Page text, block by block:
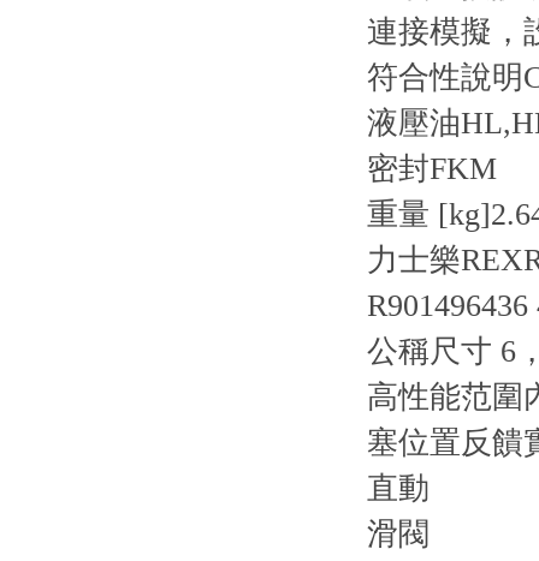
連接模擬，
符合性說明
液壓油
密封FKM
重量 [kg]
力士樂
公稱尺寸
高性能范圍
塞位置反饋
直動
滑閥